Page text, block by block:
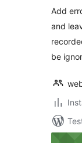
Add
and
be